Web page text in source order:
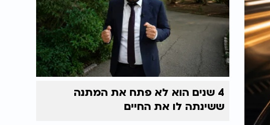
4 שנים הוא לא פתח את המתנה
ששינתה לו את החיים